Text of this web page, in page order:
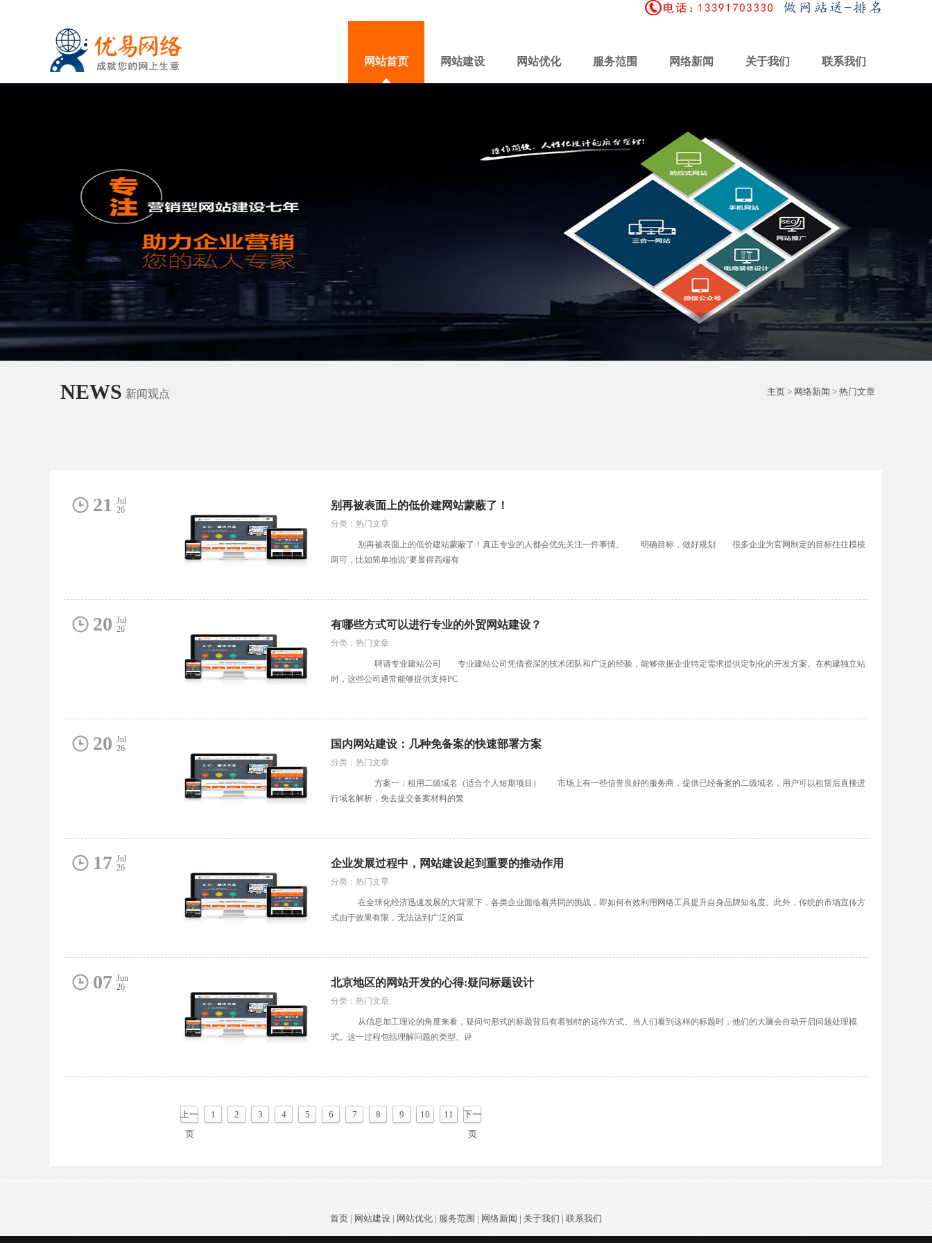
网站首页 网站建设 网站优化 服务范围 网络新闻 关于我们 联系我们
NEWS 新闻观点 主页 > 网络新闻 > 热门文章
21 Jul
26
别再被表面上的低价建网站蒙蔽了！
分类：热门文章
别再被表面上的低价建站蒙蔽了！真正专业的人都会优先关注一件事情。 明确目标，做好规划 很多企业为官网制定的目标往往模棱
两可，比如简单地说“要显得高端有
20 Jul
26
有哪些方式可以进行专业的外贸网站建设？
分类：热门文章
聘请专业建站公司 专业建站公司凭借资深的技术团队和广泛的经验，能够依据企业特定需求提供定制化的开发方案。在构建独立站
时，这些公司通常能够提供支持PC
20 Jul
26
国内网站建设：几种免备案的快速部署方案
分类：热门文章
方案一：租用二级域名（适合个人短期项目） 市场上有一些信誉良好的服务商，提供已经备案的二级域名，用户可以租赁后直接进
行域名解析，免去提交备案材料的繁
17 Jul
26
企业发展过程中，网站建设起到重要的推动作用
分类：热门文章
在全球化经济迅速发展的大背景下，各类企业面临着共同的挑战，即如何有效利用网络工具提升自身品牌知名度。此外，传统的市场宣传方
式由于效果有限，无法达到广泛的宣
07 Jun
26
北京地区的网站开发的心得:疑问标题设计
分类：热门文章
从信息加工理论的角度来看，疑问句形式的标题背后有着独特的运作方式。当人们看到这样的标题时，他们的大脑会自动开启问题处理模
式。这一过程包括理解问题的类型、评
上一
页
1 2 3 4 5 6 7 8 9 10 11
下一
页
首页 | 网站建设 | 网站优化 | 服务范围 | 网络新闻 | 关于我们 | 联系我们